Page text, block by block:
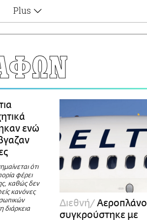
Plus
Αφιερώματα
Ζώδια
Απώλειες
Lgbtqi+
Επιλογές
ενώ
ότι
φέρει
καθώς δεν
κανόνες
διάρκεια
Διεθνή Αεροπλάνο
συγκρούστηκε με